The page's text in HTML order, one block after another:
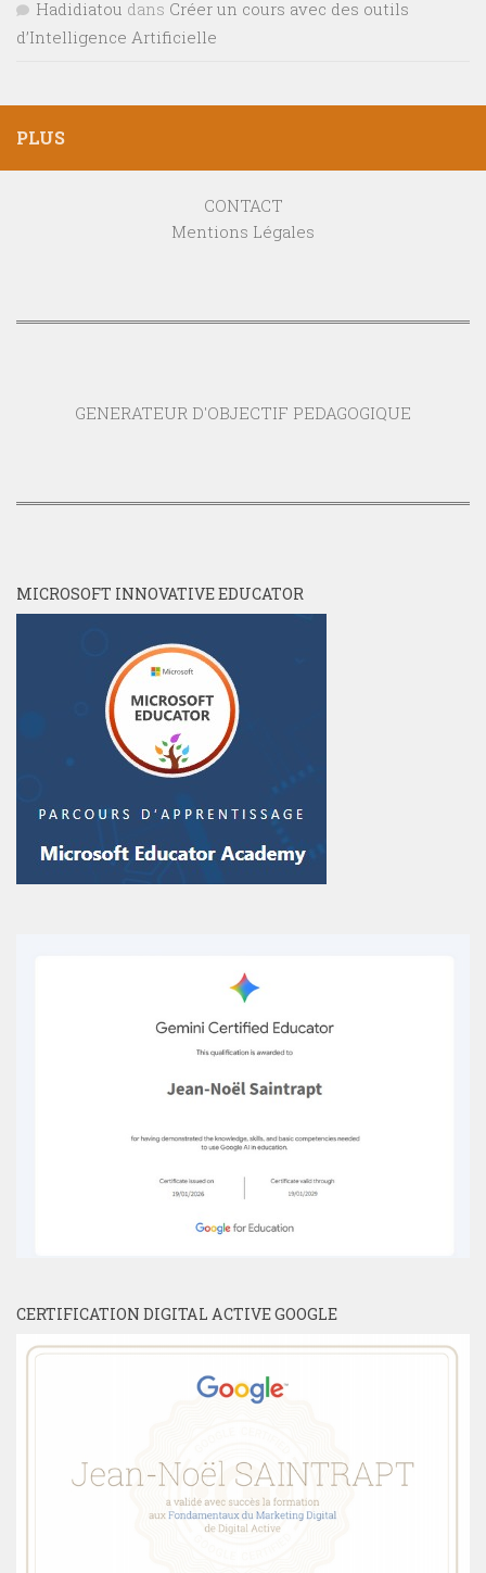
Hadidiatou dans Créer un cours avec des outils
d’Intelligence Artificielle
PLUS
CONTACT
Mentions Légales
GENERATEUR D'OBJECTIF PEDAGOGIQUE
MICROSOFT INNOVATIVE EDUCATOR
CERTIFICATION DIGITAL ACTIVE GOOGLE